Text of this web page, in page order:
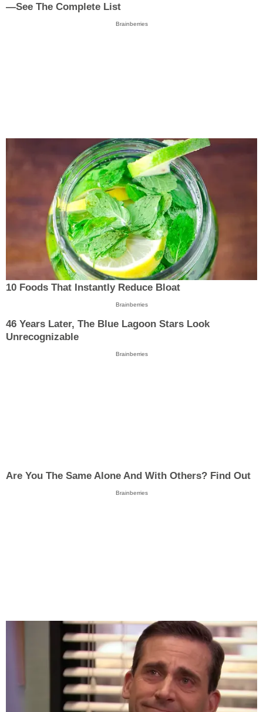
—See The Complete List
Brainberries
10 Foods That Instantly Reduce Bloat
Brainberries
46 Years Later, The Blue Lagoon Stars Look
Unrecognizable
Brainberries
Are You The Same Alone And With Others? Find Out
Brainberries